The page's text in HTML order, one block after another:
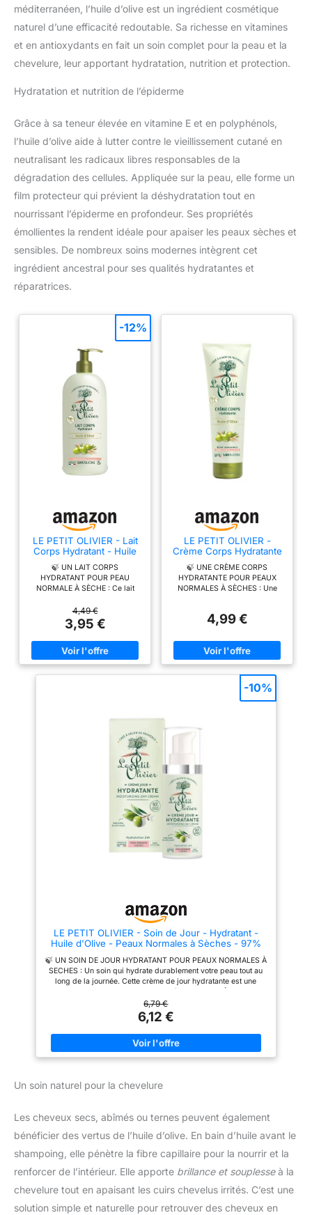
méditerranéen, l’huile d’olive est un ingrédient cosmétique
naturel d’une efficacité redoutable. Sa richesse en vitamines
et en antioxydants en fait un soin complet pour la peau et la
chevelure, leur apportant hydratation, nutrition et protection.
Hydratation et nutrition de l’épiderme
Grâce à sa teneur élevée en vitamine E et en polyphénols,
l’huile d’olive aide à lutter contre le vieillissement cutané en
neutralisant les radicaux libres responsables de la
dégradation des cellules. Appliquée sur la peau, elle forme un
film protecteur qui prévient la déshydratation tout en
nourrissant l’épiderme en profondeur. Ses propriétés
émollientes la rendent idéale pour apaiser les peaux sèches et
sensibles. De nombreux soins modernes intègrent cet
ingrédient ancestral pour ses qualités hydratantes et
réparatrices.
LE PETIT OLIVIER - Lait
Corps Hydratant - Huile
d'Olive - Adoucit, Apaise
& Hydrate - Peaux
Normales a Sèches -
96% d'Origine Naturelle -
en France - 250 ml
🍃 UN LAIT CORPS
HYDRATANT POUR PEAU
NORMALE À SÈCHE : Ce lait
hydrate durablement la peau.
Sa texture légère pénètre
rapidement sans aucune
sensation collante. 🍃 96%
D'ORIGINE NATURELLE : Enrichi
en Huile d'Olive, ce soin corps
délicieusement parfumée,
veloutée, douce et protégée du
dessèchement. À utiliser au
quotidien pour un moment de
soin et de douceur. 🍃 UNE
ORIGINE PROVENCE
AUTHENTIQUE : Retrouvez tout
le savoir-faire français du Petit
Olivier et le soleil du sud dans
ce lait corps hydratant fabriqué
en France. 🍃 UNE MARQUE
ENGAGÉE : Labellisés One
4,49 €
3,95 €
-12%
LE PETIT OLIVIER -
Crème Corps Hydratante
- Huile d'Olive - Hydrate
& Protège du
Dessèchement - Peaux
Normales à Sèches -
Sans Silicone - Fabriqué
en France - 250 ml
🍃 UNE CRÈME CORPS
HYDRATANTE POUR PEAUX
NORMALES À SÈCHES : Une
hydratantes et une texture non
en douceur. 🍃 98% D'ORIGINE
NATURELLE : Ce soin hydratant
à base d'ingrédients d'origine
silicone et sans matière
animale. Testé
dermatologiquement. 🍃 UNE
hydrantante, la peau est
retrouve son confort et son
bien-être au quotidien. 🍃 UNE
ORIGINE PROVENCE
AUTHENTIQUE : Retrouvez tout
le savoir-faire français du Petit
Olivier et le soleil du sud dans
dans cette crème corps
fabriqué en France. 🍃 UNE
MARQUE ENGAGÉE : Labellisés
One Voice depuis 2001, les
4,99 €
LE PETIT OLIVIER - Soin de Jour - Hydratant -
Huile d'Olive - Peaux Normales à Sèches - 97%
France - 50 ml
🍃 UN SOIN DE JOUR HYDRATANT POUR PEAUX NORMALES À
SECHES : Un soin qui hydrate durablement votre peau tout au
long de la journée. Cette crème de jour hydratante est une
excellente base de maquillage. 🍃 97% D'INGRÉDIENTS
D'ORIGINE NATURELLE : Une formule à 97% d'origine naturelle
et sans silicone qui enveloppe la peau d'un voile de douceur.
Testée sous contrôle dermatologique. 🍃 ENRICHI EN HUILE
D'OLIVE : Cette crème de jour est enrichie en huile d'olive, un
actif hydratant, issu de notre propre moulin à huile d'olive à St
Bonnet du Gard dans le sud de la France. 🍃 HYDRATE
application, le teint est frais et éclatant. 🍃 MARQUE ENGAGÉE :
naturelle et s'inscrivent dans une démarche éthique et
6,79 €
6,12 €
-10%
Un soin naturel pour la chevelure
Les cheveux secs, abîmés ou ternes peuvent également
bénéficier des vertus de l’huile d’olive. En bain d’huile avant le
shampoing, elle pénètre la fibre capillaire pour la nourrir et la
renforcer de l’intérieur. Elle apporte brillance et souplesseà la
chevelure tout en apaisant les cuirs chevelus irrités. C’est une
solution simple et naturelle pour retrouver des cheveux en